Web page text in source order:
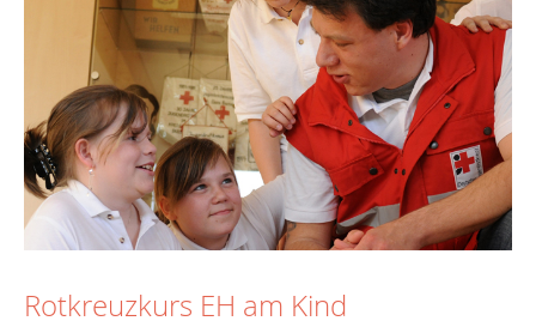
Rotkreuzkurs EH am Kind